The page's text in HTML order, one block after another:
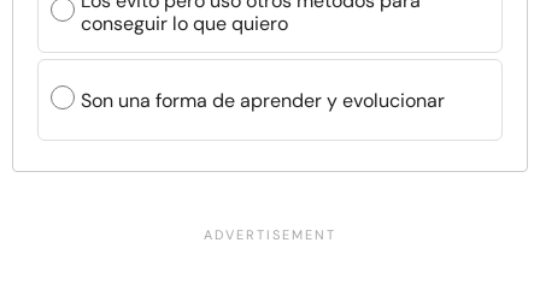
conseguir lo que quiero
Son una forma de aprender y evolucionar